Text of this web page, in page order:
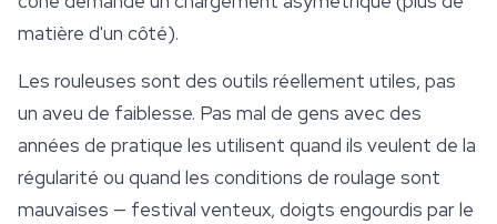
matière d'un côté).
Les rouleuses sont des outils réellement utiles, pas
un aveu de faiblesse. Pas mal de gens avec des
années de pratique les utilisent quand ils veulent de la
régularité ou quand les conditions de roulage sont
mauvaises — festival venteux, doigts engourdis par le